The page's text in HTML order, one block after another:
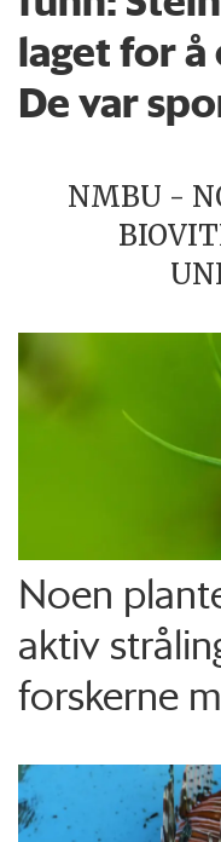
laget for
De var
NMBU -
Noen
aktiv
forskerne